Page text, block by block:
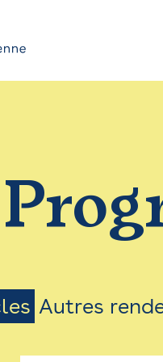
Autres